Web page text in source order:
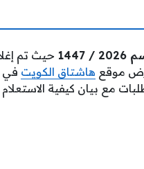
حيث تم
هاشتاق الكويت في
مع بيان كيفية